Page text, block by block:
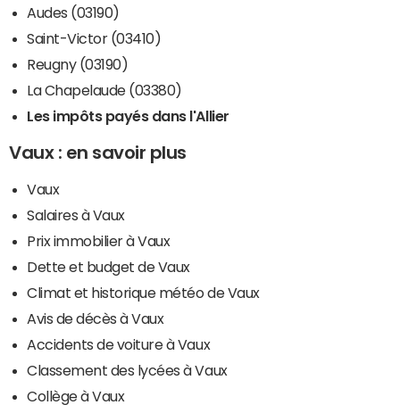
Audes (03190)
Saint-Victor (03410)
Reugny (03190)
La Chapelaude (03380)
Les impôts payés dans l'Allier
Vaux : en savoir plus
Vaux
Salaires à Vaux
Prix immobilier à Vaux
Dette et budget de Vaux
Climat et historique météo de Vaux
Avis de décès à Vaux
Accidents de voiture à Vaux
Classement des lycées à Vaux
Collège à Vaux